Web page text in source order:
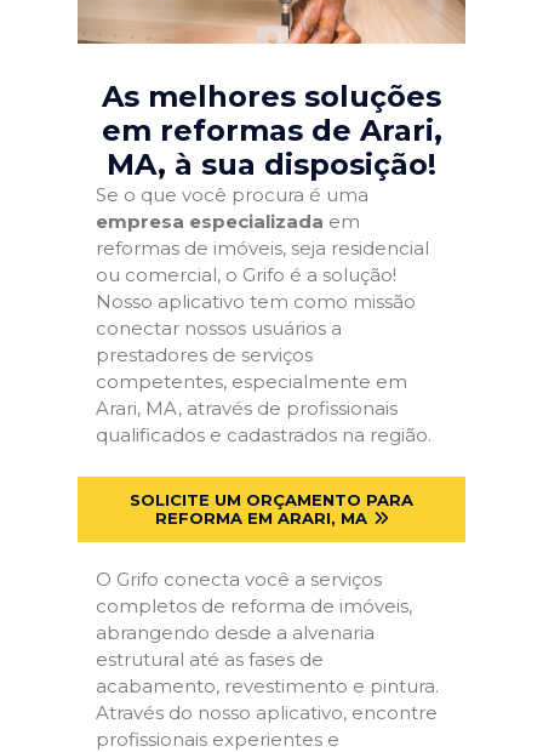
As melhores soluções
em reformas de Arari,
MA, à sua disposição!
Se o que você procura é uma
empresa especializada em
reformas de imóveis, seja residencial
ou comercial, o Grifo é a solução!
Nosso aplicativo tem como missão
conectar nossos usuários a
prestadores de serviços
competentes, especialmente em
Arari, MA, através de profissionais
qualificados e cadastrados na região.
SOLICITE UM ORÇAMENTO PARA
REFORMA EM ARARI, MA
O Grifo conecta você a serviços
completos de reforma de imóveis,
abrangendo desde a alvenaria
estrutural até as fases de
acabamento, revestimento e pintura.
Através do nosso aplicativo, encontre
profissionais experientes e